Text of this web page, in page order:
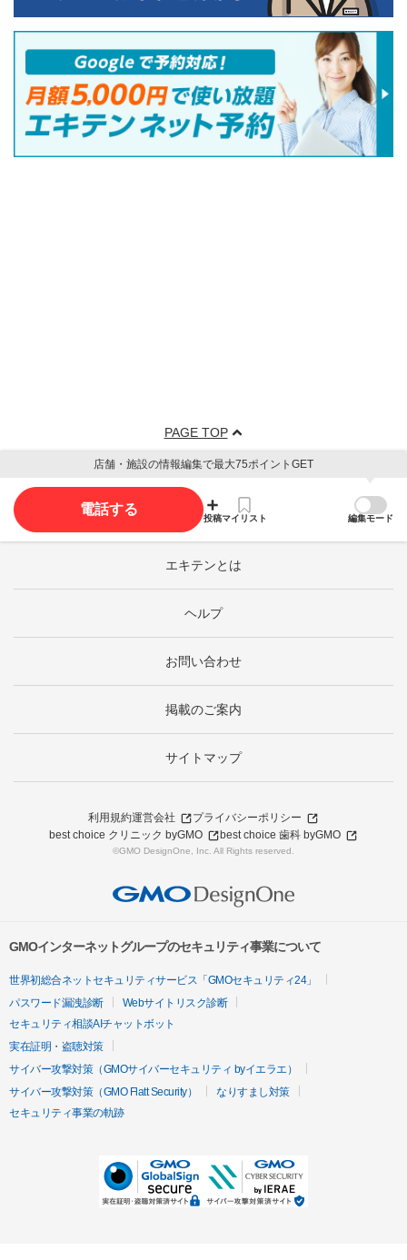
PAGE TOP
店舗・施設の情報編集で最大75ポイントGET
電話する
投稿マイリスト 編集モード
エキテンとは
ヘルプ
お問い合わせ
掲載のご案内
サイトマップ
利用規約運営会社
プライバシーポリシー
best choice クリニック byGMO
best choice 歯科 byGMO
©GMO DesignOne, Inc. All Rights reserved.
GMOインターネットグループのセキュリティ事業について
世界初総合ネットセキュリティサービス「GMOセキュリティ24」
パスワード漏洩診断
Webサイトリスク診断
セキュリティ相談AIチャットボット
実在証明・盗聴対策
サイバー攻撃対策（GMOサイバーセキュリティ byイエラエ）
サイバー攻撃対策（GMO Flatt Security）
なりすまし対策
セキュリティ事業の軌跡